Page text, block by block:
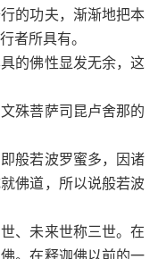
的功夫，渐渐地把本
者所具有。
的佛性显发无余，这
殊菩萨司昆卢舍那的
般若波罗蜜多，因诸
佛道，所以说般若波
、未来世称三世。在
。在释迦佛以前的一